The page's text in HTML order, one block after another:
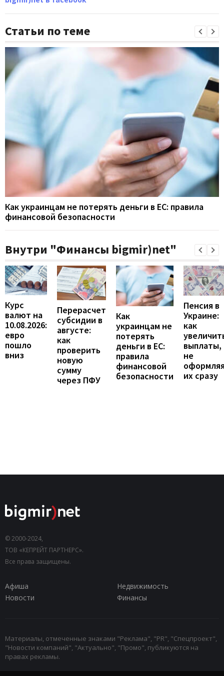
Статьи по теме
Как украинцам не потерять деньги в ЕС: правила
финансовой безопасности
Внутри "Финансы bigmir)net"
Курс
валют на
10.08.2026:
евро
пошло
вниз
Перерасчет
субсидии в
августе:
как
проверить
новую
сумму
через ПФУ
Как
украинцам не
потерять
деньги в ЕС:
правила
финансовой
безопасности
Пенсия в
Украине:
как
выплаты,
не
их сразу
© 2000-2024,
ТОВ «КЕПРЕЙТ ПАРТНЕРС».
Все права защищены.
Афиша
Недвижимость
Новости
Финансы
Материалы, отмеченные знаками "Реклама", "PR", "Спецпроект",
"Новости компаний", "Актуально", "Промо", публикуются на
правах рекламы.